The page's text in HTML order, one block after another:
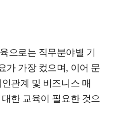
으로는 직무분야별 기
가 가장 컸으며, 이어 문
관계 및 비즈니스 매
한 교육이 필요한 것으